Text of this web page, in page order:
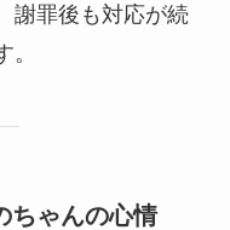
謝罪後も対応が続
ちゃんの心情